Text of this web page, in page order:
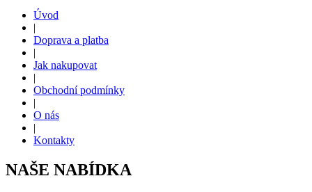
Úvod
|
Doprava a platba
|
Jak nakupovat
|
Obchodní podmínky
|
O nás
|
Kontakty
NAŠE NABÍDKA